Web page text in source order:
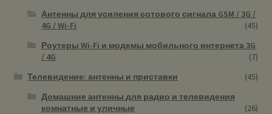
Антенны для усиления сотового сигнала GSM / 3G /
4G / Wi-Fi
(45)
Роутеры Wi-Fi и модемы мобильного интернета 3G
/ 4G
(7)
Телевидение: антенны и приставки
(45)
Домашние антенны для радио и телевидения
комнатные и уличные
(26)